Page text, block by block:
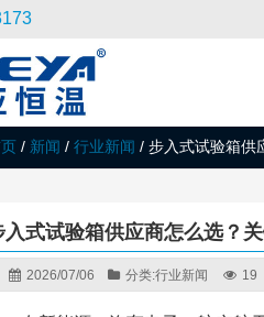
/ 新闻 / 行业新闻 / 步入式试验箱供
入式试验箱供应商怎么选？
2026/07/06 分类:行业新闻 19